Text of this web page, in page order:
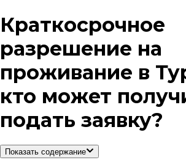
Краткосрочное
разрешение на
проживание в
кто может
подать заявку?
Показать содержание